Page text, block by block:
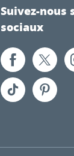
Suivez-nous
sociaux